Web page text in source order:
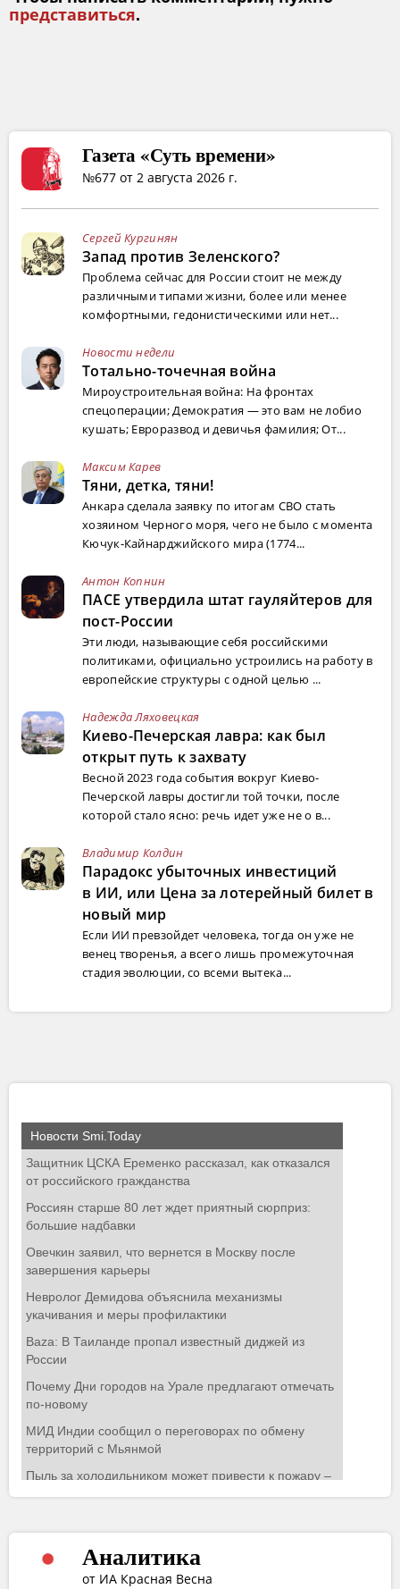
представиться.
Газета «Суть времени»
№677 от 2 августа 2026 г.
Сергей Кургинян
Запад против Зеленского?
Проблема сейчас для России стоит не между
различными типами жизни, более или менее
комфортными, гедонистическими или нет...
Новости недели
Тотально-точечная война
Мироустроительная война: На фронтах
спецоперации; Демократия — это вам не лобио
кушать; Евроразвод и девичья фамилия; От...
Максим Карев
Тяни, детка, тяни!
Анкара сделала заявку по итогам СВО стать
хозяином Черного моря, чего не было с момента
Кючук-Кайнарджийского мира (1774...
Антон Копнин
ПАСЕ утвердила штат гауляйтеров для
пост-России
Эти люди, называющие себя российскими
политиками, официально устроились на работу в
европейские структуры с одной целью ...
Надежда Ляховецкая
Киево-Печерская лавра: как был
открыт путь к захвату
Весной 2023 года события вокруг Киево-
Печерской лавры достигли той точки, после
которой стало ясно: речь идет уже не о в...
Владимир Колдин
Парадокс убыточных инвестиций
в ИИ, или Цена за лотерейный билет в
новый мир
Если ИИ превзойдет человека, тогда он уже не
венец творенья, а всего лишь промежуточная
стадия эволюции, со всеми вытека...
Аналитика
от ИА Красная Весна